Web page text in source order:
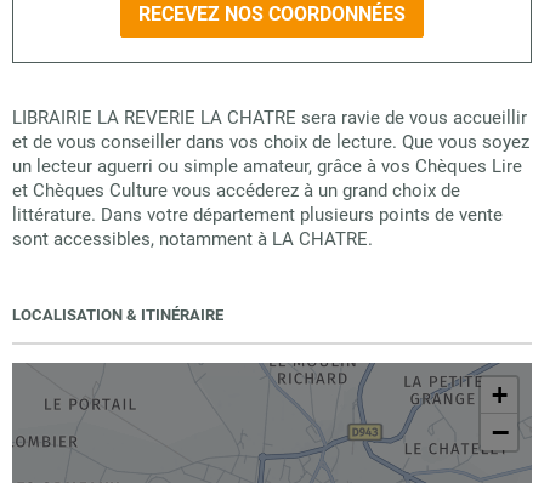
RECEVEZ NOS COORDONNÉES
LIBRAIRIE LA REVERIE LA CHATRE sera ravie de vous accueillir
et de vous conseiller dans vos choix de lecture. Que vous soyez
un lecteur aguerri ou simple amateur, grâce à vos Chèques Lire
et Chèques Culture vous accéderez à un grand choix de
littérature. Dans votre département plusieurs points de vente
sont accessibles, notamment à LA CHATRE.
LOCALISATION & ITINÉRAIRE
+
−